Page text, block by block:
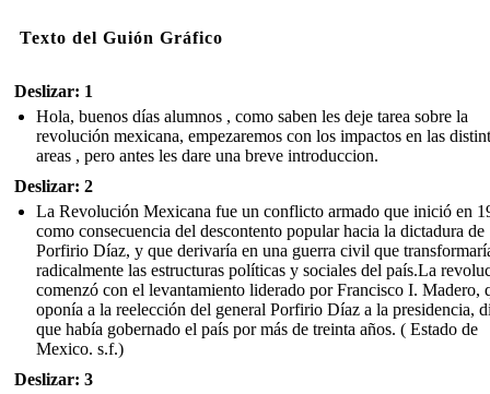
Texto del Guión Gráfico
Deslizar: 1
Hola, buenos días alumnos , como saben les deje tarea sobre la
revolución mexicana, empezaremos con los impactos en las
areas , pero antes les dare una breve introduccion.
Deslizar: 2
La Revolución Mexicana fue un conflicto armado que inició en
como consecuencia del descontento popular hacia la dictadura de
Porfirio Díaz, y que derivaría en una guerra civil que
radicalmente las estructuras políticas y sociales del país.La
comenzó con el levantamiento liderado por Francisco I. Madero,
oponía a la reelección del general Porfirio Díaz a la presidencia,
que había gobernado el país por más de treinta años. ( Estado de
Mexico. s.f.)
Deslizar: 3